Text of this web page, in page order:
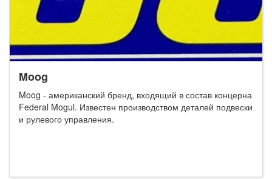
Moog
Moog - американский бренд, входящий в состав концерна
Federal Mogul. Известен производством деталей подвески
и рулевого управления.